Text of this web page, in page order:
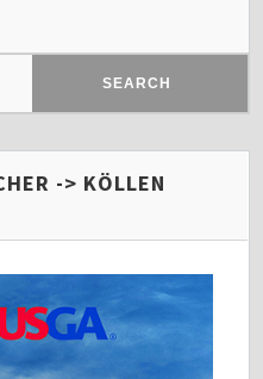
-> KÖLLEN